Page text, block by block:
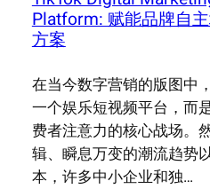
Platform: 赋能品牌自
方案
在当今数字营销的版图中
一个娱乐短视频平台，而
费者注意力的核心战场。
辑、瞬息万变的潮流趋势
本，许多中小企业和独…